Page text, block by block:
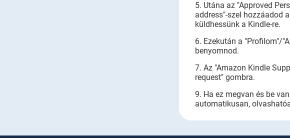
5. Utána az "Approved
address"-szel hozzáadod
küldhessünk a Kindle-re.
6. Ezekután a "Profilom"/
benyomnod.
7. Az "Amazon Kindle
request" gombra.
9. Ha ez megvan és be
automatikusan,